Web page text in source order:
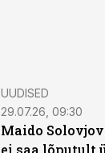
UUDISED
29.07.26, 09:30
Maido
ei saa lõputult